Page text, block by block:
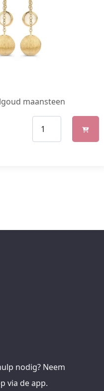
maansteen
nodig? Neem
via de app.